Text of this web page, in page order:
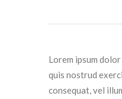
Lorem ipsum
quis nostrud
consequat, vel